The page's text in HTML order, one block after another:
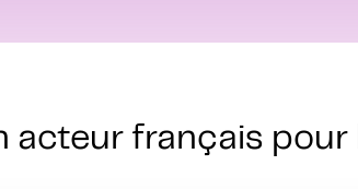
acteur français